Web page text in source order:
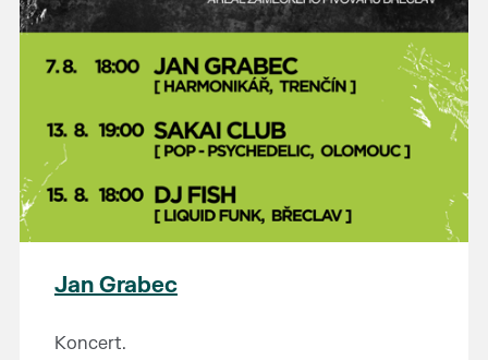
Jan Grabec
Koncert.